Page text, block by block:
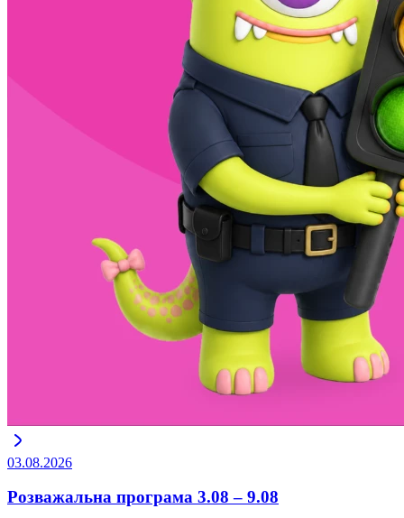
03.08.2026
Розважальна програма 3.08 – 9.08